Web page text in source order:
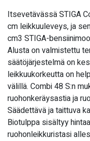
Itsevetävässä STIGA
cm leikkuuleveys, ja
cm3 STIGA-
Alusta on valmistettu
säätöjärjestelmä on
leikkuukorkeutta on
välillä. Combi 48 S:n
ruohonkeräysastia ja
Säädettävä ja taittuva
Biotulppa sisältyy
ruohonleikkuristasi